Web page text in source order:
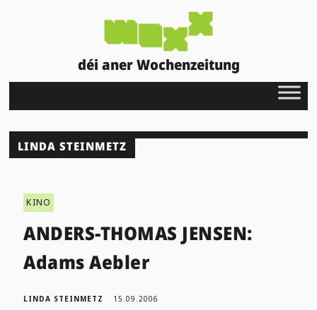
déi aner Wochenzeitung
LINDA STEINMETZ
KINO
ANDERS-THOMAS JENSEN:
Adams Aebler
LINDA STEINMETZ 15.09.2006